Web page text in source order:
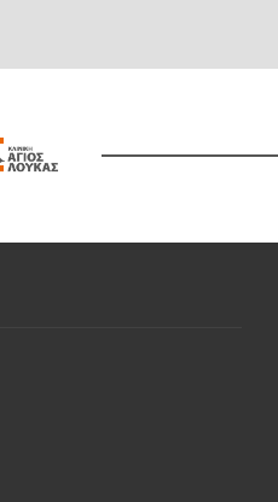
Χειρουργικής Εταιρείας